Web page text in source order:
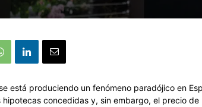
está produciendo un fenómeno paradójico en
concedidas y, sin embargo, el precio